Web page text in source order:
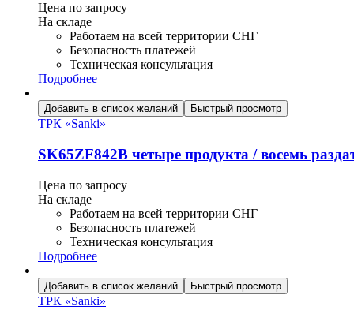
Цена по запросу
На складе
Работаем на всей территории СНГ
Безопасность платежей
Техническая консультация
Подробнее
Добавить в список желаний Быстрый просмотр
ТРК «Sanki»
SK65ZF842B четыре продукта / восемь
Цена по запросу
На складе
Работаем на всей территории СНГ
Безопасность платежей
Техническая консультация
Подробнее
Добавить в список желаний Быстрый просмотр
ТРК «Sanki»